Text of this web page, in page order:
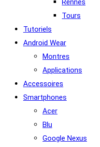
Rennes
Tours
Tutoriels
Android Wear
Montres
Applications
Accessoires
Smartphones
Acer
Blu
Google Nexus